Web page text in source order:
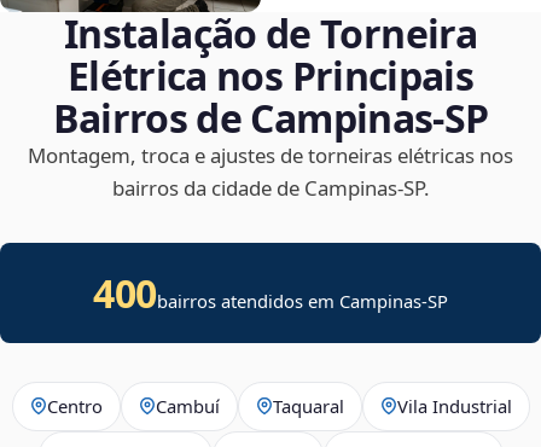
Instalação de Torneira
Elétrica nos Principais
Bairros de Campinas‑SP
Montagem, troca e ajustes de torneiras elétricas nos
bairros da cidade de Campinas‑SP.
400bairros atendidos em Campinas-SP
Centro Cambuí Taquaral Vila Industrial